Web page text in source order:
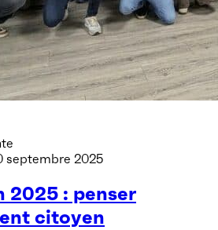
septembre 2025
2025 : penser
citoyen